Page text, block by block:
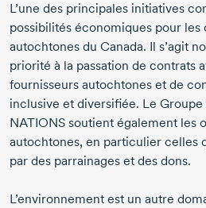
L’une des principales initiatives
possibilités économiques pour les
autochtones du Canada. Il s’agit
priorité à la passation de contrats
fournisseurs autochtones et de
inclusive et diversifiée. Le
NATIONS soutient également les
autochtones, en particulier celles
par des parrainages et des dons.
L’environnement est un autre